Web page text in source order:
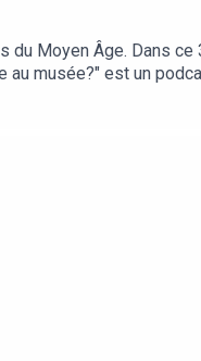
Moyen Âge. Dans ce
musée?" est un
sonore : Théo
! Pour cette 2e saison,